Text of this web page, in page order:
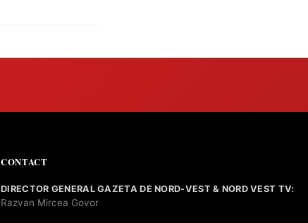
CONTACT
DIRECTOR GENERAL GAZETA DE NORD-VEST & NORD VEST TV:
Razvan Mircea Govor